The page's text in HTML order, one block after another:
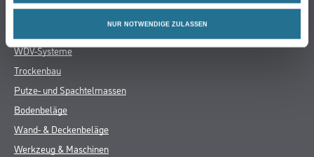
NUR NOTWENDIGE ZULASSEN
Online-Shop
WDV-Systeme
Trockenbau
Putze- und Spachtelmassen
Bodenbeläge
Wand- & Deckenbeläge
Werkzeug & Maschinen